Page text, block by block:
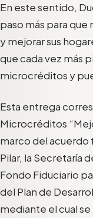
En este sentido,
paso más para
y mejorar sus
que cada vez más
microcréditos y
Esta entrega
Microcréditos
marco del
Pilar, la Secretaría
Fondo Fiduciario
del Plan de
mediante el cual